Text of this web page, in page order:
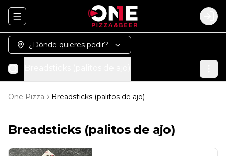
Abrir menu de navegación
¿Dónde quieres pedir?
One Pizza Breadsticks (palitos de ajo)
Breadsticks (palitos de ajo)